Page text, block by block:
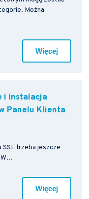
Można
Więcej
i instalacja
Panelu Klienta
SSL trzeba jeszcze
Więcej